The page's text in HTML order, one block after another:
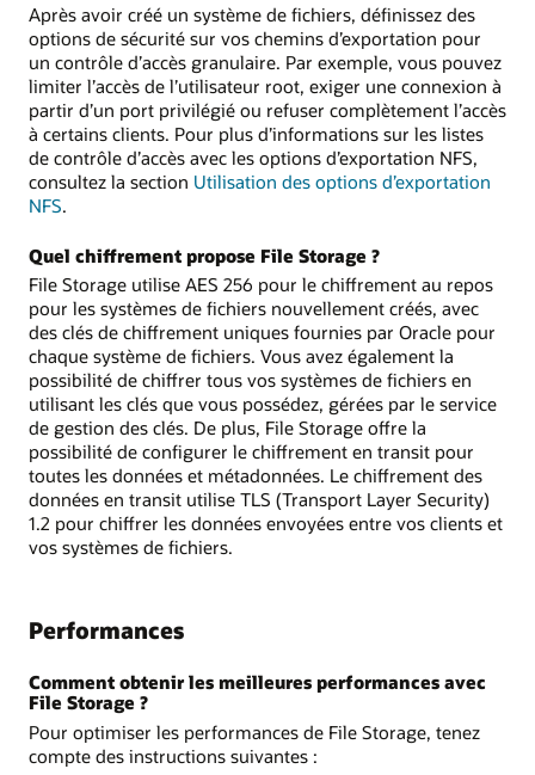
Après avoir créé un système de fichiers, définissez des
options de sécurité sur vos chemins d’exportation pour
un contrôle d’accès granulaire. Par exemple, vous pouvez
limiter l’accès de l’utilisateur root, exiger une connexion à
partir d’un port privilégié ou refuser complètement l’accès
à certains clients. Pour plus d’informations sur les listes
de contrôle d’accès avec les options d’exportation NFS,
consultez la section Utilisation des options d’exportation
NFS.
Quel chiffrement propose File Storage ?
File Storage utilise AES 256 pour le chiffrement au repos
pour les systèmes de fichiers nouvellement créés, avec
des clés de chiffrement uniques fournies par Oracle pour
chaque système de fichiers. Vous avez également la
possibilité de chiffrer tous vos systèmes de fichiers en
utilisant les clés que vous possédez, gérées par le service
de gestion des clés. De plus, File Storage offre la
possibilité de configurer le chiffrement en transit pour
toutes les données et métadonnées. Le chiffrement des
données en transit utilise TLS (Transport Layer Security)
1.2 pour chiffrer les données envoyées entre vos clients et
vos systèmes de fichiers.
Performances
Comment obtenir les meilleures performances avec
File Storage ?
Pour optimiser les performances de File Storage, tenez
compte des instructions suivantes :